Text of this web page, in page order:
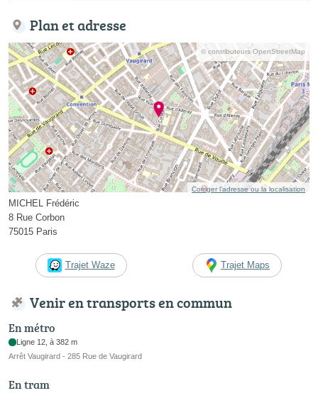
Plan et adresse
© contributeurs OpenStreetMap
Corriger l’adresse ou la localisation
MICHEL Frédéric
8 Rue Corbon
75015 Paris
Trajet Waze Trajet Maps
Venir en transports en commun
En métro
Ligne 12, à 382 m
Arrêt Vaugirard - 285 Rue de Vaugirard
En tram